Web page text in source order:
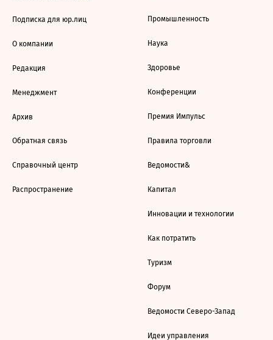
Подписка для юр.лиц
О компании
Редакция
Менеджмент
Архив
Обратная связь
Справочный центр
Распространение
Промышленность
Наука
Здоровье
Конференции
Премия Импульс
Правила торговли
Ведомости&
Капитал
Инновации и технологии
Как потратить
Туризм
Форум
Ведомости Северо-Запад
Идеи управления